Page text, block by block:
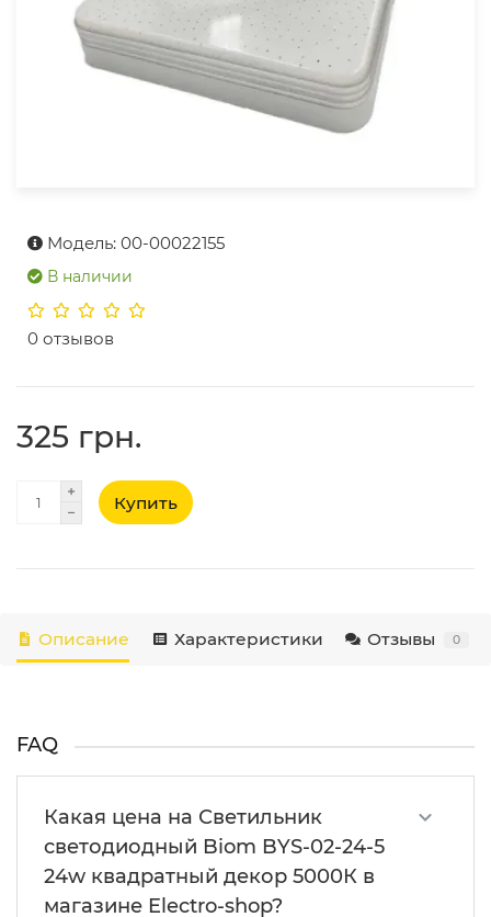
Модель: 00-00022155
В наличии
0 отзывов
325 грн.
Купить
Описание Характеристики Отзывы 0
FAQ
Какая цена на Светильник
светодиодный Biom BYS-02-24-5
24w квадратный декор 5000К в
магазине Electro-shop?